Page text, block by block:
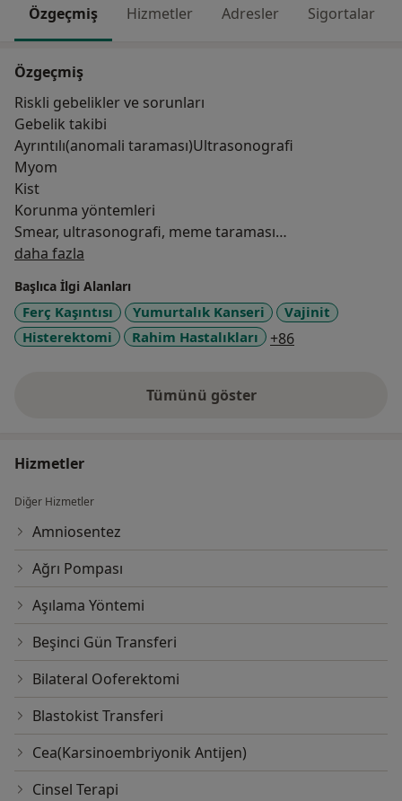
Özgeçmiş Hizmetler Adresler Sigortalar
Özgeçmiş
Riskli gebelikler ve sorunları
Gebelik takibi
Ayrıntılı(anomali taraması)Ultrasonografi
Myom
Kist
Korunma yöntemleri
Smear, ultrasonografi, meme taraması
Kanser taraması
Kısırlık-infertilite araştırma ve tedavisi
Tüp ligasyonu-tüp bağlama
Gebelik öncesi danışmanık
İdrar kaçırma araştırma ve tedavisi
daha fazla
Başlıca İlgi Alanları
Ferç Kaşıntısı Yumurtalık Kanseri
Vajinit
Histerektomi
Rahim Hastalıkları +86
Tümünü gösterdeneyim hakkında
Hizmetler
Diğer Hizmetler
Amniosentez
Ağrı Pompası
Aşılama Yöntemi
Beşinci Gün Transferi
Bilateral Ooferektomi
Blastokist Transferi
Cea(Karsinoembriyonik Antijen)
Cinsel Terapi